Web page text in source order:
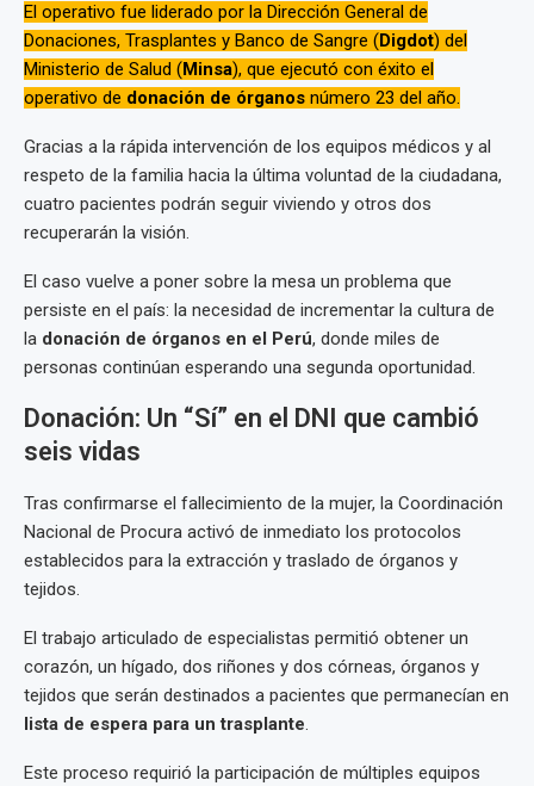
El operativo fue liderado por la Dirección General de
Donaciones, Trasplantes y Banco de Sangre (Digdot) del
Ministerio de Salud (Minsa), que ejecutó con éxito el
operativo de donación de órganos número 23 del año.
Gracias a la rápida intervención de los equipos médicos y al
respeto de la familia hacia la última voluntad de la ciudadana,
cuatro pacientes podrán seguir viviendo y otros dos
recuperarán la visión.
El caso vuelve a poner sobre la mesa un problema que
persiste en el país: la necesidad de incrementar la cultura de
la donación de órganos en el Perú, donde miles de
personas continúan esperando una segunda oportunidad.
Donación: Un “Sí” en el DNI que cambió
seis vidas
Tras confirmarse el fallecimiento de la mujer, la Coordinación
Nacional de Procura activó de inmediato los protocolos
establecidos para la extracción y traslado de órganos y
tejidos.
El trabajo articulado de especialistas permitió obtener un
corazón, un hígado, dos riñones y dos córneas, órganos y
tejidos que serán destinados a pacientes que permanecían en
lista de espera para un trasplante.
Este proceso requirió la participación de múltiples equipos